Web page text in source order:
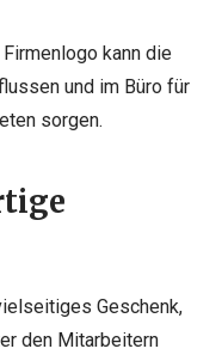
kann die
und im Büro für
sorgen.
Geschenk,
den Mitarbeitern